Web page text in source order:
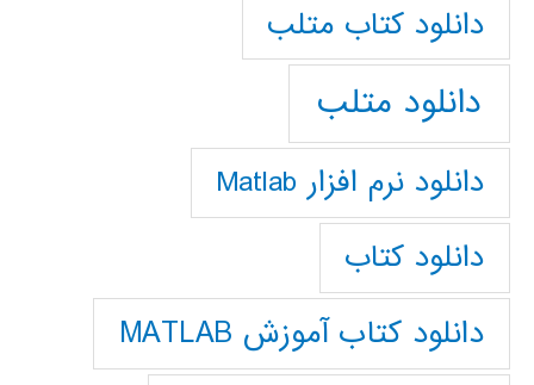
دانلود كتاب متلب
دانلود متلب
دانلود نرم افزار Matlab
دانلود کتاب
دانلود کتاب آموزش MATLAB